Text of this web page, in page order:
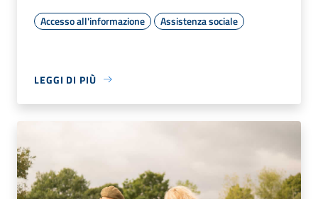
Accesso all'informazione Assistenza sociale
LEGGI DI PIÙ